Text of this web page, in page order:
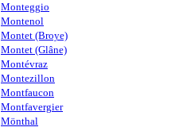
Monteggio
Montenol
Montet (Broye)
Montet (Glâne)
Montévraz
Montezillon
Montfaucon
Montfavergier
Mönthal